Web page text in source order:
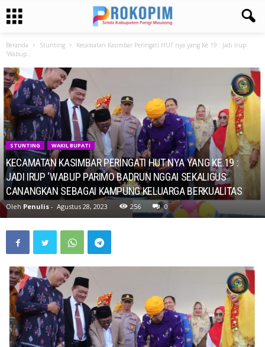
Beranda Stunting
Kecamatan Kasimbar Peringati HUT nya yang Ke 19 : Jadi Irup
‘Wabup...
STUNTING WAKIL BUPATI
KECAMATAN KASIMBAR PERINGATI HUT NYA YANG KE 19 :
JADI IRUP ‘WABUP PARIMO BADRUN NGGAI SEKALIGUS
CANANGKAN SEBAGAI KAMPUNG KELUARGA BERKUALITAS
Oleh Penulis - Agustus 28, 2023 256 0